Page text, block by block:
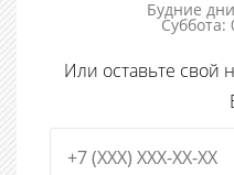
Будние
Или оставьте